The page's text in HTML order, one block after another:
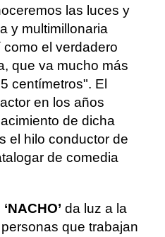
las luces y
y multimillonaria
el verdadero
que va mucho más
centímetros". El
en los años
de dicha
el hilo conductor de
de comedia
‘NACHO’ da luz a la
que trabajan